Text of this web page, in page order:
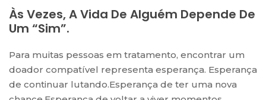
Às Vezes, A Vida De Alguém Depende De
Um “sim”.
Para muitas pessoas em tratamento, encontrar um
doador compatível representa esperança. Esperança
de continuar lutando.Esperança de ter uma nova